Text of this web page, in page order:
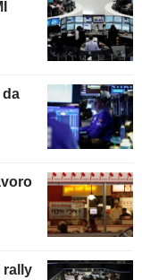
da
rally